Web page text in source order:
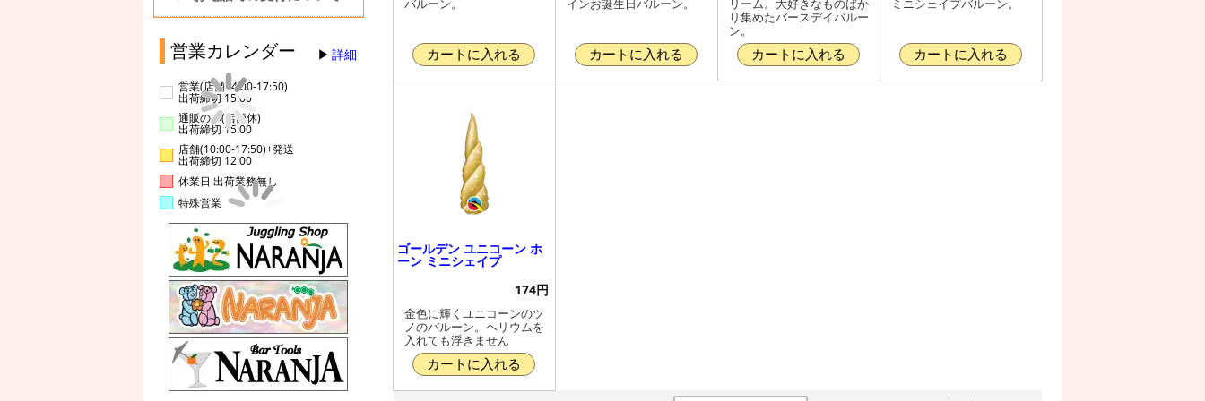
営業カレンダー 詳細
営業(店舗14:00-17:50)
出荷締切 15:00
通販のみ(店舗休)
出荷締切 15:00
店舗(10:00-17:50)+発送
出荷締切 12:00
休業日 出荷業務無し
特殊営業
バルーン。
カートに入れる
インお誕生日バルーン。
カートに入れる
リーム。大好きなものばか
り集めたバースデイバルー
ン。
カートに入れる
ミニシェイプバルーン。
カートに入れる
ゴールデン ユニコーン ホ
ーン ミニシェイプ
174円
金色に輝くユニコーンのツ
ノのバルーン。ヘリウムを
入れても浮きません
カートに入れる